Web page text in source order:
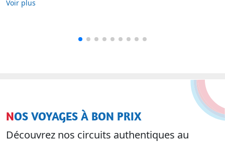
NOS VOYAGES À BON PRIX
Découvrez nos circuits authentiques au